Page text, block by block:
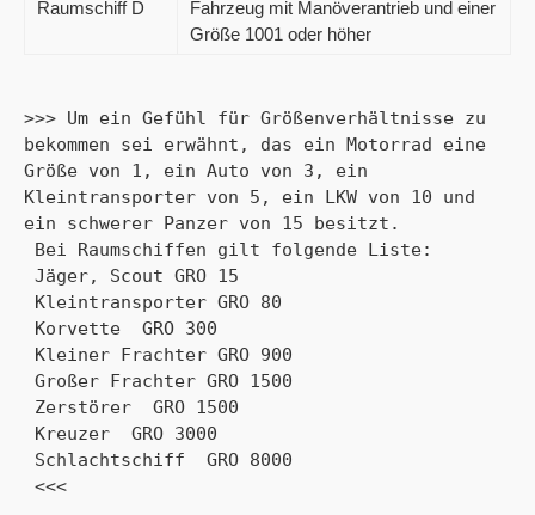
Raumschiff D
Fahrzeug mit Manöverantrieb und einer
Größe 1001 oder höher
>>> Um ein Gefühl für Größenverhältnisse zu
bekommen sei erwähnt, das ein Motorrad eine
Größe von 1, ein Auto von 3, ein
Kleintransporter von 5, ein LKW von 10 und
ein schwerer Panzer von 15 besitzt.
<<<